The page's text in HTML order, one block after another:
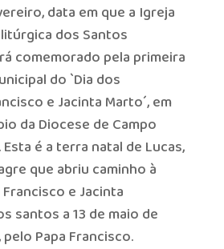
data em que a Igreja
dos Santos
comemorado pela primeira
do `Dia dos
e Jacinta Marto´, em
da Diocese de Campo
Esta é a terra natal de Lucas,
que abriu caminho à
e Jacinta
santos a 13 de maio de
pelo Papa Francisco.